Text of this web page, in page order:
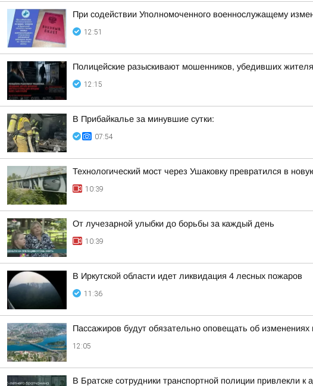
При содействии Уполномоченного военнослужащему
12:51
Полицейские разыскивают мошенников, убедивших
12:15
В Прибайкалье за минувшие сутки:
07:54
Технологический мост через Ушаковку превратился в
10:39
От лучезарной улыбки до борьбы за каждый день
10:39
В Иркутской области идет ликвидация 4 лесных пожаров
11:36
Пассажиров будут обязательно оповещать об
12:05
В Братске сотрудники транспортной полиции привлекли